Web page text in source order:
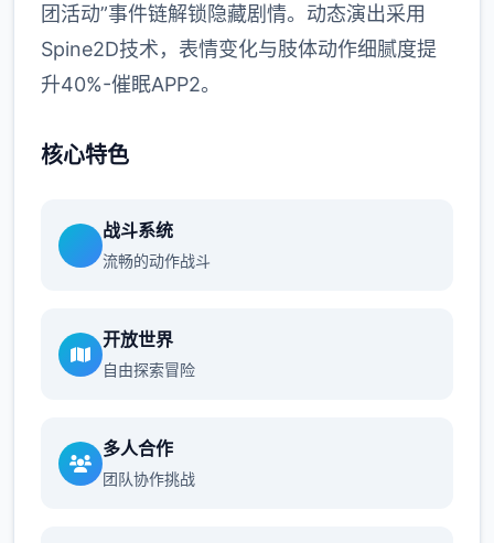
团活动”事件链解锁隐藏剧情。动态演出采用
Spine2D技术，表情变化与肢体动作细腻度提
升40%-催眠APP2。
核心特色
战斗系统
流畅的动作战斗
开放世界
自由探索冒险
多人合作
团队协作挑战